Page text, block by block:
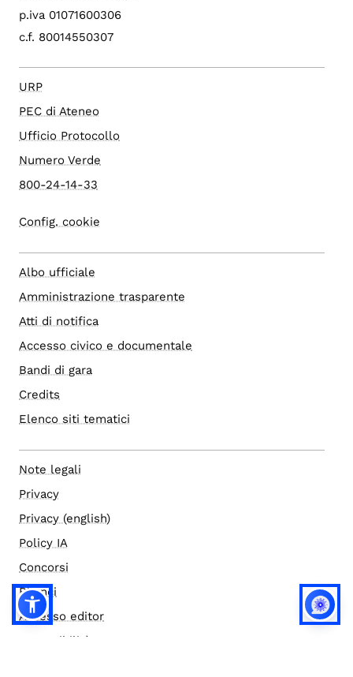
p.iva 01071600306
c.f. 80014550307
URP
PEC di Ateneo
Ufficio Protocollo
Numero Verde
800-24-14-33
Config. cookie
Albo ufficiale
Amministrazione trasparente
Atti di notifica
Accesso civico e documentale
Bandi di gara
Credits
Elenco siti tematici
Note legali
Privacy
Privacy (english)
Policy IA
Concorsi
Bilanci
Accesso editor
Accessibilità